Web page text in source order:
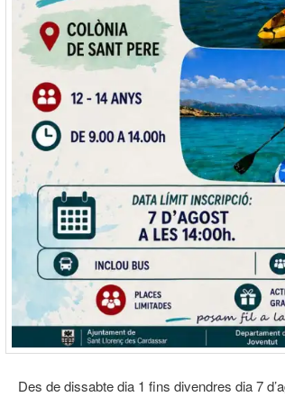
Des de dissabte dia 1 fins divendres dia 7